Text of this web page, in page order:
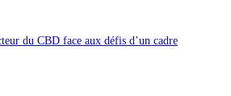
du CBD face aux défis d’un cadre